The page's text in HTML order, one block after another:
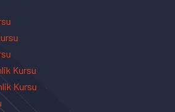
Kursu
Kursu